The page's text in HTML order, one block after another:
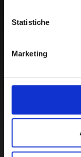
Statistiche
Marketing
migrazione)
Normativa di
Autovalutazione,